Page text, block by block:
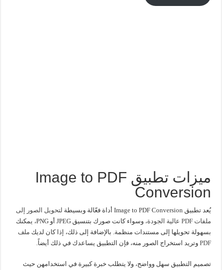
ميزات تطبيق Image to PDF
Conversion
يُعد تطبيق Image to PDF Conversion أداة فعّالة وبسيطة
لتحويل الصور إلى
ملفات PDF عالية الجودة،
وسواء كانت صورك بتنسيق JPEG أو PNG، يمكنك
بسهولة تحويلها إلى مستندات منظمة. بالإضافة إلى ذلك، إذا كان لديك ملف
PDF وتريد استخراج الصور منه، فإن التطبيق يساعدك في ذلك أيضاً.
تصميم التطبيق سهل وواضح، ولا يتطلب خبرة كبيرة في استخدامهن حيث